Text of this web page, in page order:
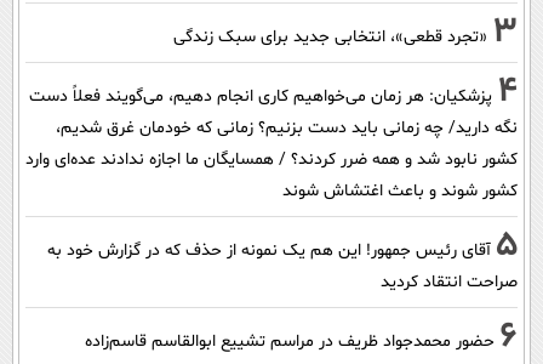
3 «تجرد قطعی»، انتخابی جدید برای سبک زندگی
4 پزشکیان: هر زمان می‌خواهیم کاری انجام دهیم، می‌گویند فعلاً دست
نگه دارید/ چه زمانی باید دست بزنیم؟ زمانی که خودمان غرق شدیم،
کشور نابود شد و همه ضرر کردند؟ / همسایگان ما اجازه ندادند عده‌ای وارد
کشور شوند و باعث اغتشاش شوند
5 آقای رئیس جمهور! این هم یک نمونه از حذف که در گزارش خود به
صراحت انتقاد کردید
6 حضور محمدجواد ظریف در مراسم تشییع ابوالقاسم قاسم‌زاده